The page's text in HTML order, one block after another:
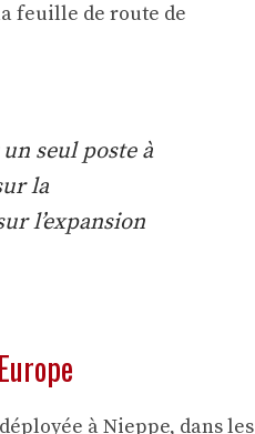
feuille de route de
seul poste à
la
l’expansion
à Nieppe, dans les